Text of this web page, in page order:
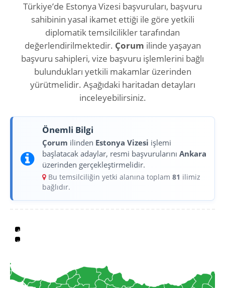
Türkiye’de Estonya Vizesi başvuruları, başvuru
sahibinin yasal ikamet ettiği ile göre yetkili
diplomatik temsilcilikler tarafından
değerlendirilmektedir. Çorum ilinde yaşayan
başvuru sahipleri, vize başvuru işlemlerini bağlı
bulundukları yetkili makamlar üzerinden
yürütmelidir. Aşağıdaki haritadan detayları
inceleyebilirsiniz.
Önemli Bilgi
Çorum ilinden Estonya Vizesi işlemi
başlatacak adaylar, resmi başvurularını Ankara
üzerinden gerçekleştirmelidir.
Bu temsilciliğin yetki alanına toplam 81 ilimiz
bağlıdır.
+
−